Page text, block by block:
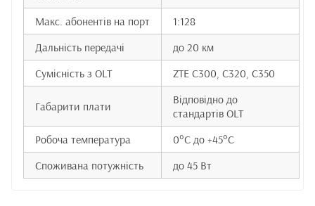
Макс. абонентів на порт
1:128
Дальність передачі
до 20 км
Сумісність з OLT
ZTE C300, C320, C350
Габарити плати
Відповідно до
стандартів OLT
Робоча температура
0°C до +45°C
Споживана потужність
до 45 Вт